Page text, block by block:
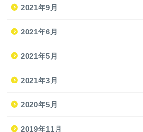
2021年9月
2021年6月
2021年5月
2021年3月
2020年5月
2019年11月